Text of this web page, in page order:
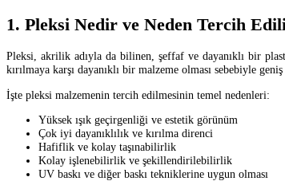
1. Pleksi Nedir ve Neden Tercih
Pleksi, akrilik adıyla da bilinen, şeffaf ve dayanıklı bir
kırılmaya karşı dayanıklı bir malzeme olması sebebiyle
İşte pleksi malzemenin tercih edilmesinin temel nedenleri:
Yüksek ışık geçirgenliği ve estetik görünüm
Çok iyi dayanıklılık ve kırılma direnci
Hafiflik ve kolay taşınabilirlik
Kolay işlenebilirlik ve şekillendirilebilirlik
UV baskı ve diğer baskı tekniklerine uygun olması